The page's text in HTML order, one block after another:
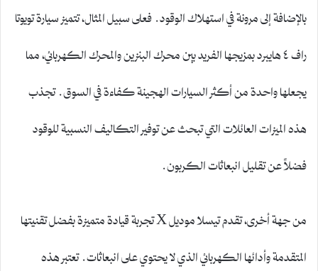
بالإضافة إلى مرونة في استهلاك الوقود. فعلى سبيل المثال، تتميز سيارة تويوتا
راف ٤ هايبرد بمزيجها الفريد بين محرك البنزين والمحرك الكهربائي، مما
يجعلها واحدة من أكثر السيارات الهجينة كفاءة في السوق. تجذب
هذه الميزات العائلات التي تبحث عن توفير التكاليف النسبية للوقود
فضلاً عن تقليل انبعاثات الكربون.
من جهة أخرى، تقدم تيسلا موديل X تجربة قيادة متميزة بفضل تقنيتها
المتقدمة وأدائها الكهربائي الذي لا يحتوي على انبعاثات. تعتبر هذه